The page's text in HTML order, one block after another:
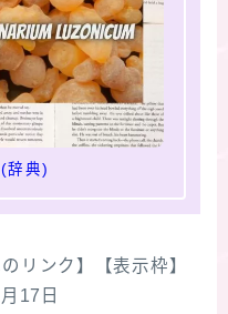
辞典)
リンク】【表示枠】
17日